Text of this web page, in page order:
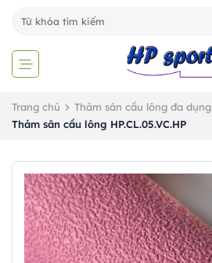
Trang chủ
Thảm sân cầu lông đa dụng
Thảm sân cầu lông HP.CL.05.VC.HP